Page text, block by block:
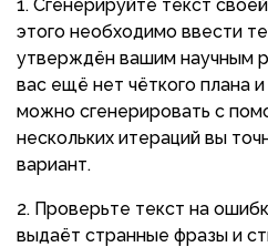
1. Сгенерируйте текст
этого необходимо ввести
утверждён вашим научным
вас ещё нет чёткого плана
можно сгенерировать с
нескольких итераций вы
вариант.
2. Проверьте текст на
выдаёт странные фразы и